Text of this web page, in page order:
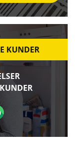
KUNDER